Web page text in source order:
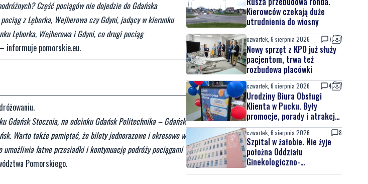
Część pociągów nie dojedzie do Gdańska
z Lęborka, Wejherowa czy Gdyni, jadący w kierunku
Lęborka, Wejherowa i Gdyni, co drugi pociąg
informuje pomorskie.eu.
Gdańsk Stocznia, na odcinku Gdańsk Politechnika – Gdańsk
Warto także pamiętać, że bilety jednorazowe i okresowe w
umożliwia łatwe przesiadki i kontynuację podróży pociągami
Pomorskiego.
Kierowców czekają duże
utrudnienia do wiosny
czwartek, 6 sierpnia 2026 7
Nowy sprzęt z KPO już służy
pacjentom, trwa też
rozbudowa placówki
czwartek, 6 sierpnia 2026 4
Urodziny Biura Obsługi
Klienta w Pucku. Były
promocje, porady i atrakcje
dla najmłodszych
czwartek, 6 sierpnia 2026 8
Szpital w żałobie. Nie żyje
położna Oddziału
Ginekologiczno-
Położniczego